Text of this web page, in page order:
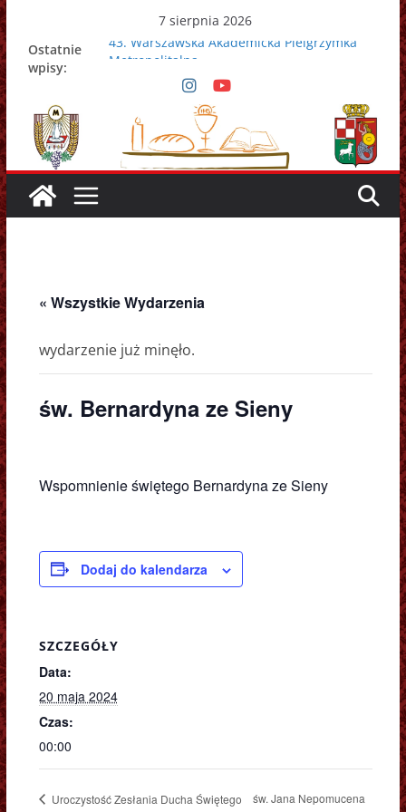
Przejdź
do
treści
7 sierpnia 2026
Ostatnie
wpisy:
43. Warszawska Akademicka Pielgrzymka
Metropolitalna
Nowy Papież – Leon XIV
Zmarł papież Franciszek
Adrian Galbas nowym metropolitą
warszawskim
Zmarł ks. prałat Kazimierz Apel
« Wszystkie Wydarzenia
wydarzenie już minęło.
św. Bernardyna ze Sieny
Wspomnienie świętego Bernardyna ze Sieny
Dodaj do kalendarza
SZCZEGÓŁY
Data:
20 maja 2024
Czas:
00:00
Uroczystość Zesłania Ducha Świętego św. Jana Nepomucena